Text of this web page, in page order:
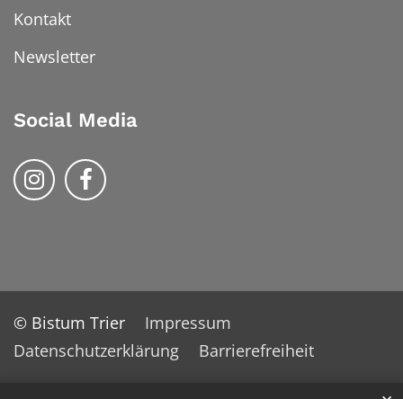
Kontakt
Newsletter
Social Media
Bistum Trier auf Instragram
Bistum Trier auf Facebook
© Bistum Trier
Impressum
Datenschutzerklärung
Barrierefreiheit